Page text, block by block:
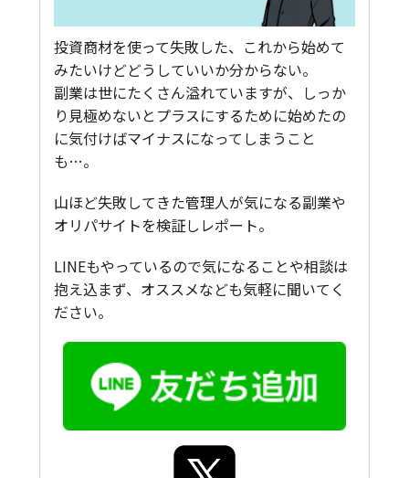
投資商材を使って失敗した、これから始めて
みたいけどどうしていいか分からない。
副業は世にたくさん溢れていますが、しっか
り見極めないとプラスにするために始めたの
に気付けばマイナスになってしまうこと
も…。
山ほど失敗してきた管理人が気になる副業や
オリパサイトを検証しレポート。
LINEもやっているので気になることや相談は
抱え込まず、オススメなども気軽に聞いてく
ださい。